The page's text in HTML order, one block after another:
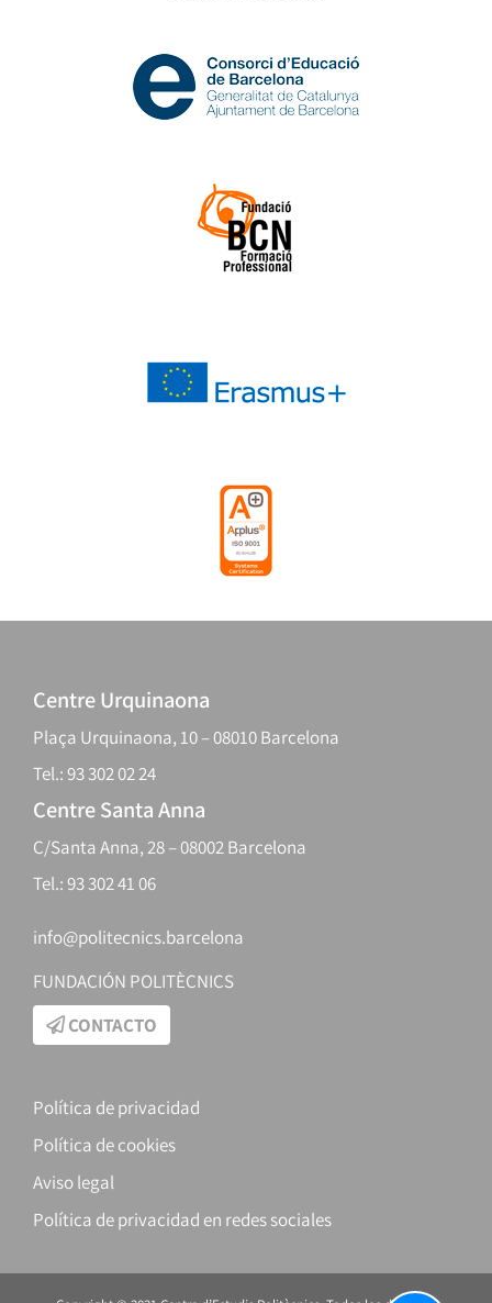
Centre Urquinaona
Plaça Urquinaona, 10 – 08010 Barcelona
Tel.: 93 302 02 24
Centre Santa Anna
C/Santa Anna, 28 – 08002 Barcelona
Tel.: 93 302 41 06
info@politecnics.barcelona
FUNDACIÓN POLITÈCNICS
CONTACTO
Política de privacidad
Política de cookies
Aviso legal
Política de privacidad en redes sociales